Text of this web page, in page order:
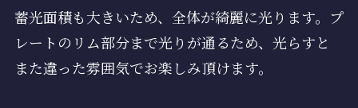
蓄光面積も大きいため、全体が綺麗に光ります。プ
レートのリム部分まで光りが通るため、光らすと
また違った雰囲気でお楽しみ頂けます。